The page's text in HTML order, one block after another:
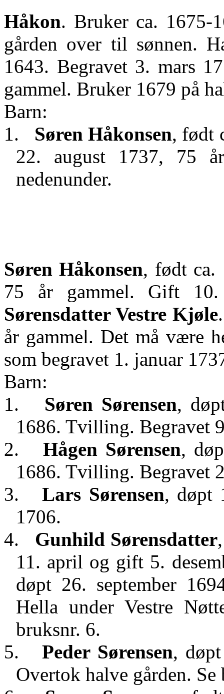
Håkon. Bruker ca. 1675-
gården over til sønnen.
1643. Begravet 3. mars
gammel. Bruker 1679 på
Barn:
1.
Søren Håkonsen, født
22. august 1737, 75
nedenunder.
Søren Håkonsen, født ca.
75 år gammel. Gift
Sørensdatter Vestre Kjøle
år gammel. Det må være
som begravet 1. januar
Barn:
1.
Søren Sørensen,
1686. Tvilling. Begravet
2.
Hågen Sørensen,
1686. Tvilling. Begravet
3.
Lars Sørensen, døpt
1706.
4.
Gunhild Sørensdatter
11. april og gift 5.
døpt 26. september
Hella under Vestre
bruksnr. 6.
5.
Peder Sørensen,
Overtok halve gården. Se